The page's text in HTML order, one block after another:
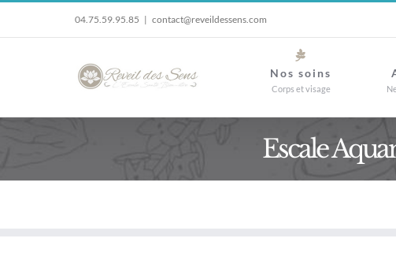
au
04.75.59.95.85 | contact@reveildessens.com
Nos soins
Corps et visage
Escale